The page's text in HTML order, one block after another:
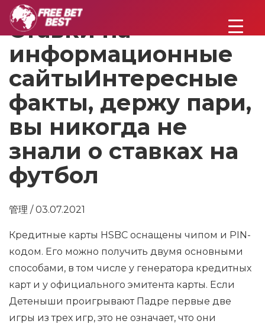
Ставки на
информационные
сайтыИнтересные
факты, держу пари,
вы никогда не
знали о ставках на
футбол
管理 / 03.07.2021
Кредитные карты HSBC оснащены чипом и PIN-
кодом. Его можно получить двумя основными
способами, в том числе у генератора кредитных
карт и у официального эмитента карты. Если
Детеныши проигрывают Падре первые две
игры из трех игр, это не означает, что они